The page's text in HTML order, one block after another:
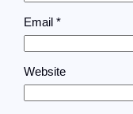
Email*
Website